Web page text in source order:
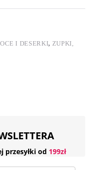
I DESERKI, ZUPKI,
przesyłki od 199zł